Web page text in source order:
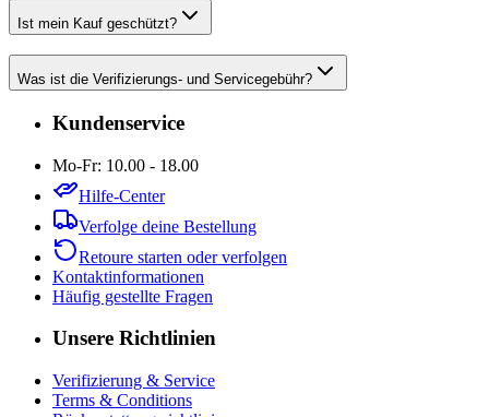
Ist mein Kauf geschützt?
Was ist die Verifizierungs- und Servicegebühr?
Kundenservice
Mo-Fr: 10.00 - 18.00
Hilfe-Center
Verfolge deine Bestellung
Retoure starten oder verfolgen
Kontaktinformationen
Häufig gestellte Fragen
Unsere Richtlinien
Verifizierung & Service
Terms & Conditions